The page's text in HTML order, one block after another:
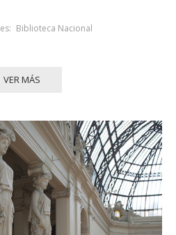
Biblioteca Nacional
VER MÁS